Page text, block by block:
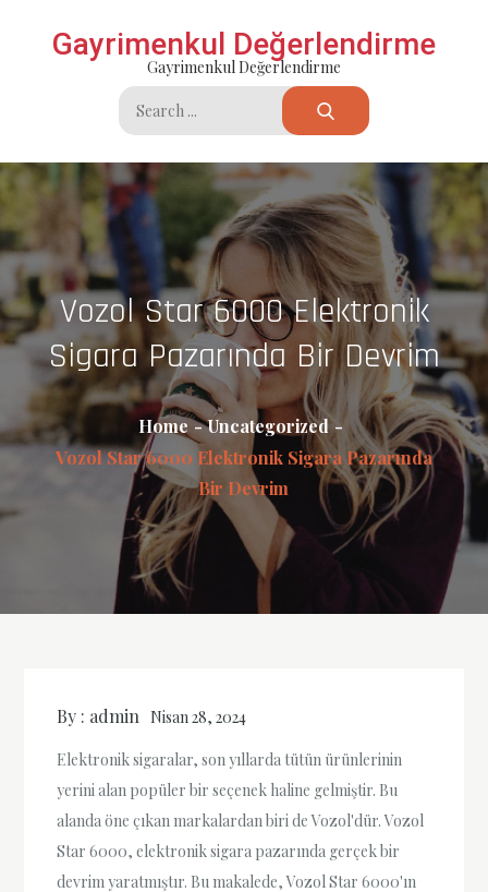
Gayrimenkul Değerlendirme
Gayrimenkul Değerlendirme
Search
for:
Vozol Star 6000 Elektronik
Sigara Pazarında Bir Devrim
Home
Uncategorized
Vozol Star 6000 Elektronik Sigara Pazarında
Bir Devrim
By : admin Nisan 28, 2024
Elektronik sigaralar, son yıllarda tütün ürünlerinin
yerini alan popüler bir seçenek haline gelmiştir. Bu
alanda öne çıkan markalardan biri de Vozol'dür. Vozol
Star 6000, elektronik sigara pazarında gerçek bir
devrim yaratmıştır. Bu makalede, Vozol Star 6000'ın